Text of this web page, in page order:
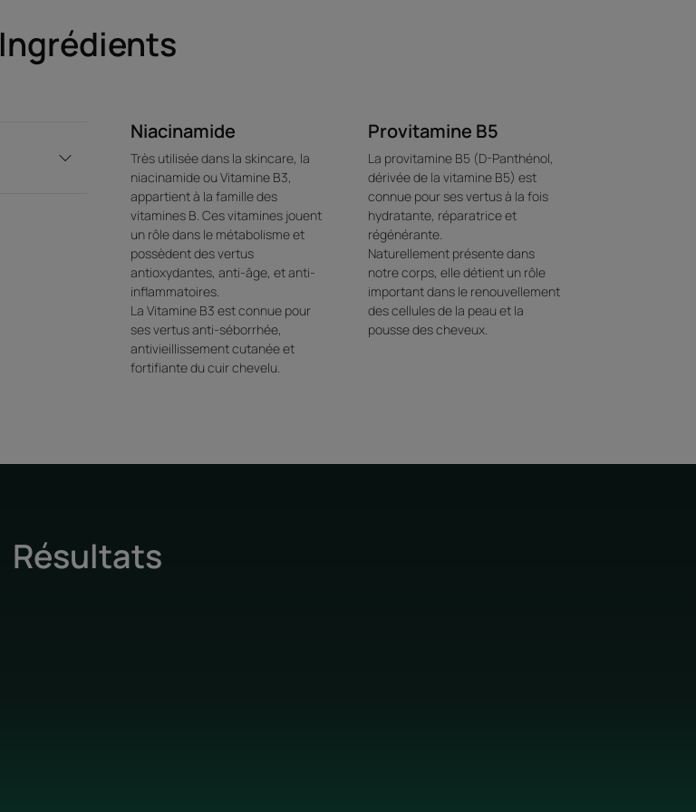
Texture
Une texture iconique avec des Biosphères d'huiles
essentielles qui éclatent délicatement à l'émulsion
pour libérer leurs vertus stimulantes.
Senteur du contenu
Un parfum frais et vivifiant aux notes fusantes
d'agrumes et de thym.
Ingrédients
Niacinamide
Très utilisée dans la skincare, la
niacinamide ou Vitamine B3,
appartient à la famille des
vitamines B. Ces vitamines jouent
un rôle dans le métabolisme et
possèdent des vertus
antioxydantes, anti-âge, et anti-
inflammatoires.
La Vitamine B3 est connue pour
ses vertus anti-séborrhée,
antivieillissement cutanée et
fortifiante du cuir chevelu.
Provitamine B5
La provitamine B5 (D-Panthénol,
dérivée de la vitamine B5) est
connue pour ses vertus à la fois
hydratante, réparatrice et
régénérante.
Naturellement présente dans
notre corps, elle détient un rôle
important dans le renouvellement
des cellules de la peau et la
pousse des cheveux.
Résultats